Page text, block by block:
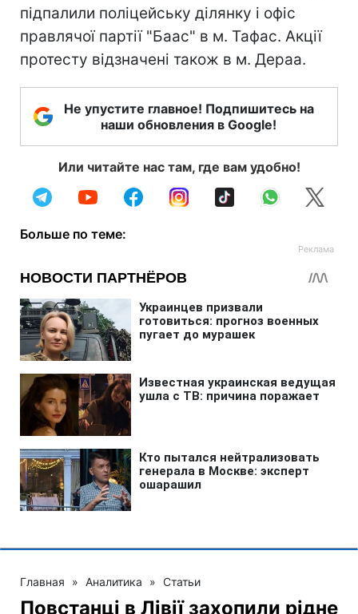
підпалили поліцейську ділянку і офіс
правлячої партії "Баас" в м. Тафас. Акції
протесту відзначені також в м. Дераа.
Не упустите главное! Подпишитесь на
наши обновления в Google!
Или читайте нас там, где вам удобно!
Больше по теме:
Главная » Аналитика » Статьи
Повстанці в Лівії захопили рідне